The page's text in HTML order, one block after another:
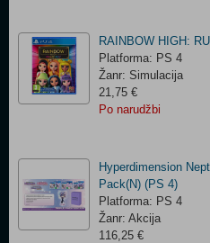
RAINBOW HIGH:
Platforma: PS 4
Žanr: Simulacija
21,75 €
Po narudžbi
Hyperdimension
Pack(N) (PS 4)
Platforma: PS 4
Žanr: Akcija
116,25 €